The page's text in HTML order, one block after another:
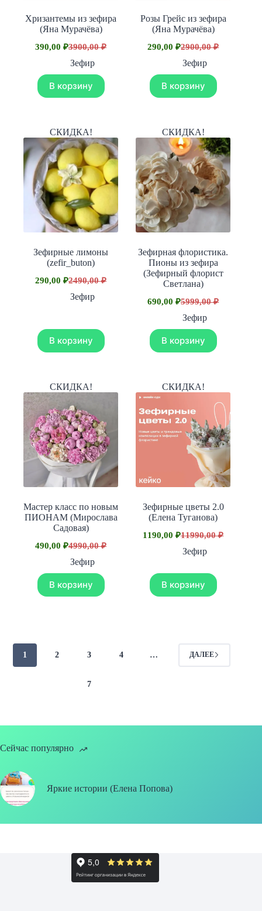
Хризантемы из зефира
(Яна Мурачёва)
3900,00₽
Первоначальная
цена
составляла
3900,00 ₽.
390,00₽Текущая
цена:
390,00 ₽.
Зефир
В корзину
Розы Грейс из зефира
(Яна Мурачёва)
2900,00₽
Первоначальная
цена
составляла
2900,00 ₽.
290,00₽Текущая
цена:
290,00 ₽.
Зефир
В корзину
СКИДКА!
Зефирные лимоны
(zefir_buton)
2490,00₽
Первоначальная
цена
составляла
290,00₽Текущая
цена:
Зефир
В корзину
СКИДКА!
Зефирная флористика.
Пионы из зефира
(Зефирный флорист
Светлана)
5999,00₽
Первоначальная
цена
составляла
5999,00 ₽.
690,00₽Текущая
цена:
690,00 ₽.
Зефир
В корзину
СКИДКА!
Мастер класс по новым
ПИОНАМ (Мирослава
Садовая)
4990,00₽
Первоначальная
цена
составляла
4990,00 ₽.
490,00₽Текущая
цена:
490,00 ₽.
Зефир
В корзину
СКИДКА!
Зефирные цветы 2.0
(Елена Туганова)
11990,00₽
Первоначальная
цена
составляла
11990,00 ₽.
1190,00₽Текущая
цена:
Зефир
В корзину
1 2 3 4 …
7
ДАЛЕЕ
Сейчас популярно
Яркие истории (Елена Попова)